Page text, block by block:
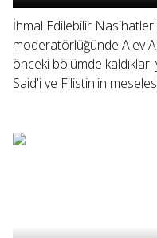
İhmal Edilebilir
moderatörlüğünde Alev
önceki bölümde
Said'i ve Filistin'in